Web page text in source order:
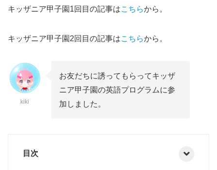
キッザニア甲子園1回目の記事はこちらから。
キッザニア甲子園2回目の記事はこちらから。
kiki
お友だちに誘ってもらってキッザ
ニア甲子園の英語プログラムに参
加しました。
目次